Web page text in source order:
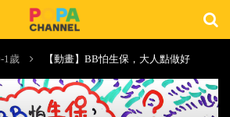
1歲 【動畫】BB怕生保，大人點做好